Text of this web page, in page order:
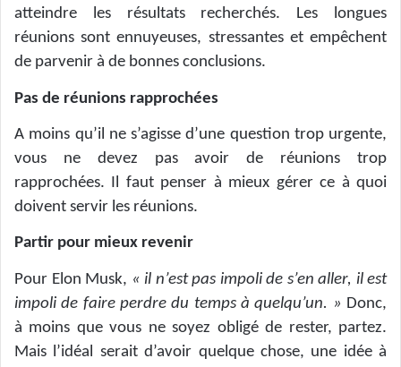
atteindre les résultats recherchés. Les longues
réunions sont ennuyeuses, stressantes et empêchent
de parvenir à de bonnes conclusions.
Pas de réunions rapprochées
A moins qu’il ne s’agisse d’une question trop urgente,
vous ne devez pas avoir de réunions trop
rapprochées. Il faut penser à mieux gérer ce à quoi
doivent servir les réunions.
Partir pour mieux revenir
Pour Elon Musk, « il n’est pas impoli de s’en aller, il est
impoli de faire perdre du temps à quelqu’un. » Donc,
à moins que vous ne soyez obligé de rester, partez.
Mais l’idéal serait d’avoir quelque chose, une idée à